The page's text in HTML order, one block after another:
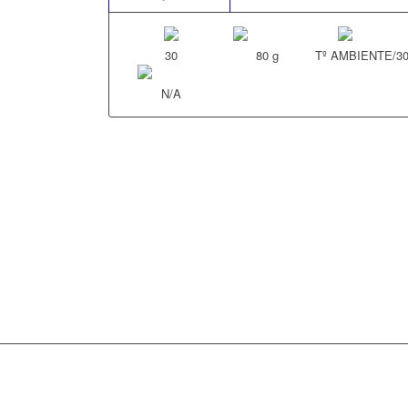
30 80 g Tº AMBIENTE/
N/A